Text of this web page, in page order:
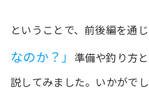
ということで、前後編を通
なのか？」 準備や釣り方
説してみました。いかがで